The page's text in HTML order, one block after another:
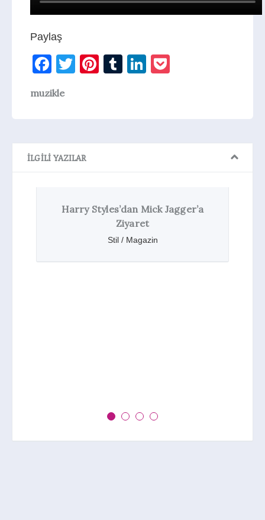
Paylaş
Facebook
TwitterPinterest
TumblrLinkedIn
muzikle
İLGILI YAZILAR
Styles’dan Mick Jagger’a
Top 10 Ayrilik